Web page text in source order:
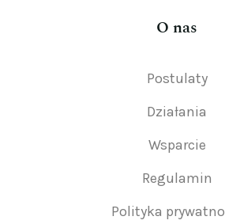
O nas
Postulaty
Działania
Wsparcie
Regulamin
Polityka